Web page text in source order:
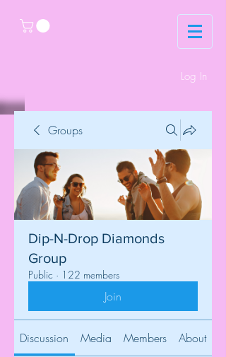
Log In
Groups
Dip-N-Drop Diamonds
Group
Public · 122 members
Join
Discussion Media Members About